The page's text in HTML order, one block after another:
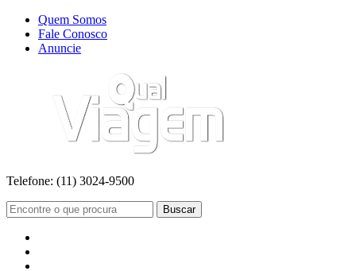
Quem Somos
Fale Conosco
Anuncie
Telefone: (11) 3024-9500
Buscar